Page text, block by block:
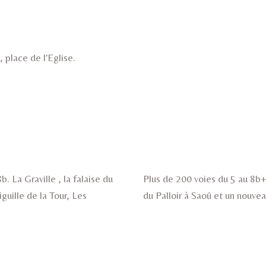
place de l'Eglise.
La Graville , la falaise du
de la Tour, Les
Plus de 200 voies du 5 au
du Palloir à Saoû et un